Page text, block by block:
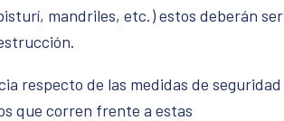
mandriles, etc.) estos deberán ser
respecto de las medidas de seguridad
que corren frente a estas